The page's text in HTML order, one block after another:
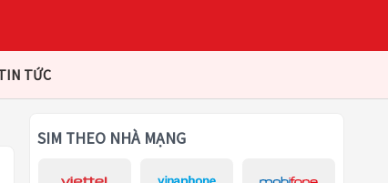
TỨC
SIM THEO NHÀ MẠNG